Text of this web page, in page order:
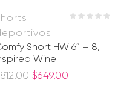
Short HW 6″ – 8,
Wine
812.00 $649.00